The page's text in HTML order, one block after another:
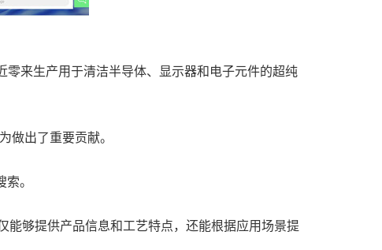
来生产用于清洁半导体、显示器和电子元件的超纯
出了重要贡献。
。
够提供产品信息和工艺特点，还能根据应用场景提